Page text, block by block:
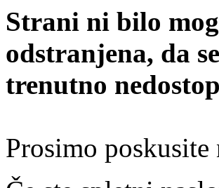
Strani ni bilo
odstranjena, da
trenutno
Prosimo poskusite